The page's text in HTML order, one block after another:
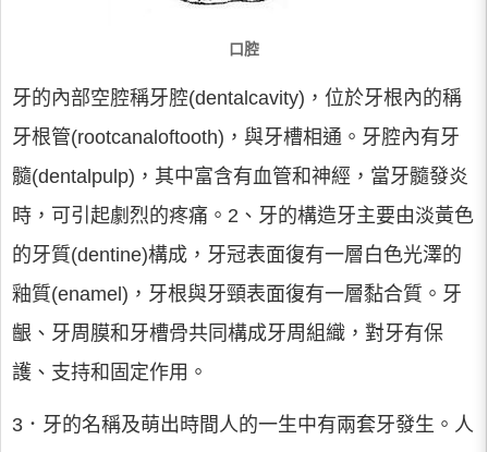
口腔
牙的內部空腔稱牙腔(dentalcavity)，位於牙根內的稱
牙根管(rootcanaloftooth)，與牙槽相通。牙腔內有牙
髓(dentalpulp)，其中富含有血管和神經，當牙髓發炎
時，可引起劇烈的疼痛。2、牙的構造牙主要由淡黃色
的牙質(dentine)構成，牙冠表面復有一層白色光澤的
釉質(enamel)，牙根與牙頸表面復有一層黏合質。牙
齦、牙周膜和牙槽骨共同構成牙周組織，對牙有保
護、支持和固定作用。
3．牙的名稱及萌出時間人的一生中有兩套牙發生。人